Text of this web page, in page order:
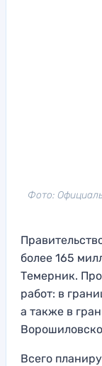
Фото:
более 165
Темерник.
работ: в
а также в
Всего